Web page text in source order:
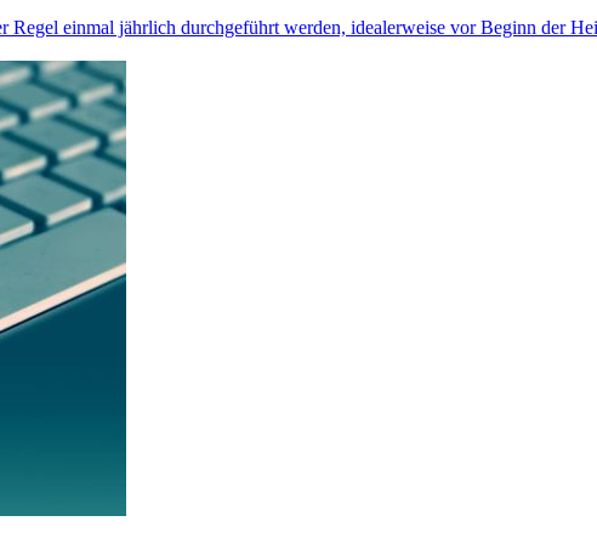
Regel einmal jährlich durchgeführt werden, idealerweise vor Beginn der